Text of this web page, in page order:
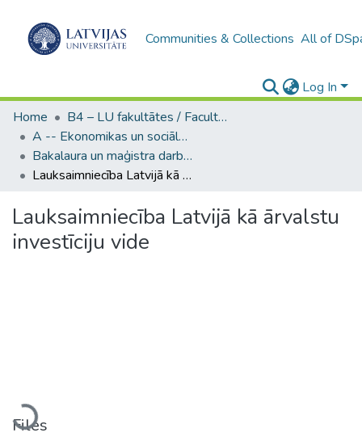
Communities & Collections All of
Log In
Home
B4 – LU fakultātes / Faculties of the UL
A -- Ekonomikas un sociālo zinātņu fakultāte / Faculty of Economics and Social Sciences
Bakalaura un maģistra darbi (ESZF) / Bachelor's and Master's theses
Lauksaimniecība Latvijā kā ārvalstu investīciju vide
Lauksaimniecība Latvijā kā ārvalstu
investīciju vide
Loading...
Files